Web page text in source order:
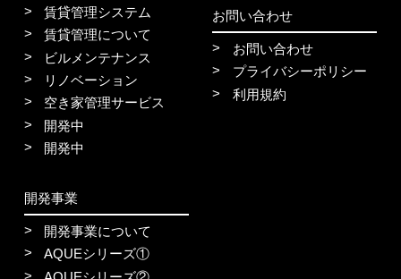
賃貸管理システム
賃貸管理について
ビルメンテナンス
リノベーション
空き家管理サービス
開発中
開発中
開発事業
開発事業について
AQUEシリーズ①
お問い合わせ
お問い合わせ
プライバシーポリシー
利用規約